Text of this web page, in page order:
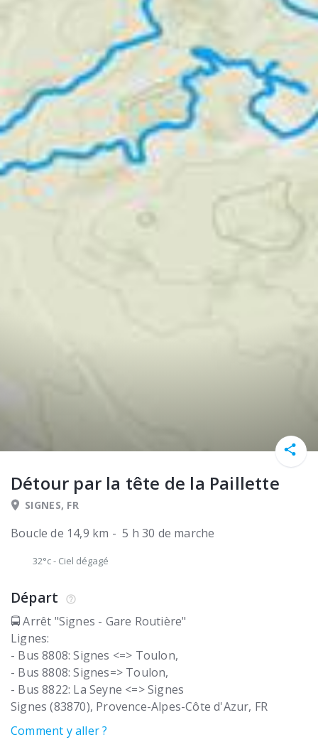
Détour par la tête de la Paillette
SIGNES, FR
Boucle de 14,9 km - 5 h 30 de marche
32°c- Ciel dégagé
Départ
🚍 Arrêt "Signes - Gare Routière"
Lignes:
- Bus 8808: Signes <=> Toulon,
- Bus 8808: Signes=> Toulon,
- Bus 8822: La Seyne <=> Signes
Signes (83870) Provence-Alpes-Côte d'Azur FR
Comment y aller ?